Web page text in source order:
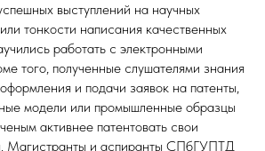
выступлений на научных
тонкости написания качественных
работать с электронными
того, полученные слушателями знания
и подачи заявок на патенты,
модели или промышленные образцы
активнее патентовать свои
Магистранты и аспиранты СПбГУПТД